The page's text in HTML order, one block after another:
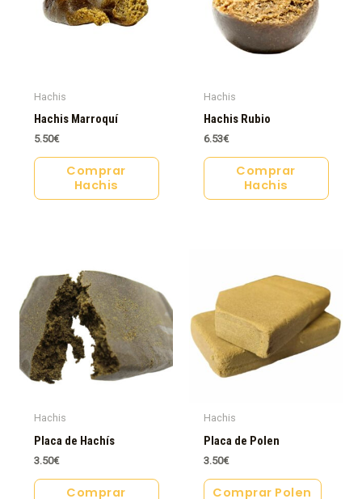
Hachis
Hachis Marroquí
5.50€
Comprar
Hachis
Hachis
Hachis Rubio
6.53€
Comprar
Hachis
Hachis
Placa de Hachís
3.50€
Comprar
Hachis
Placa de Polen
3.50€
Comprar Polen